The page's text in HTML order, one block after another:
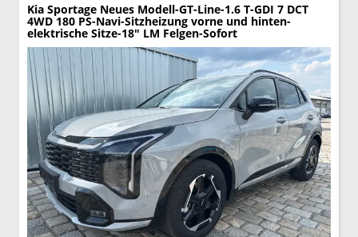
Kia Sportage Neues Modell-GT-Line-1.6 T-GDI 7 DCT
4WD 180 PS-Navi-Sitzheizung vorne und hinten-
elektrische Sitze-18" LM Felgen-Sofort